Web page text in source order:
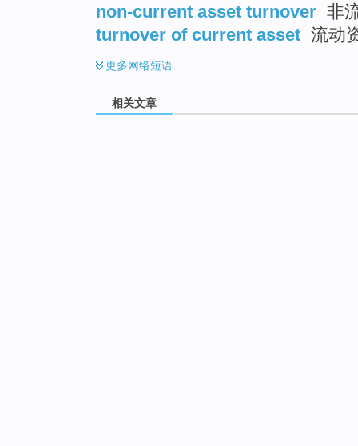
non-current asset turnover 非
turnover of current asset 流动
更多网络短语
相关文章